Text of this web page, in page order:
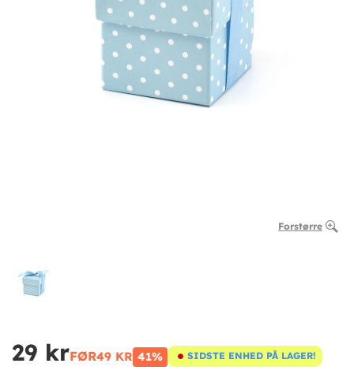
Forstørre
29 krFØR49 KR 41% SIDSTE ENHED PÅ LAGER!